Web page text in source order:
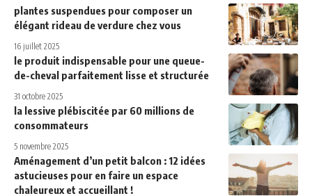
plantes suspendues pour composer un
élégant rideau de verdure chez vous
16 juillet 2025
le produit indispensable pour une queue-
de-cheval parfaitement lisse et structurée
31 octobre 2025
la lessive plébiscitée par 60 millions de
consommateurs
5 novembre 2025
Aménagement d’un petit balcon : 12 idées
astucieuses pour en faire un espace
chaleureux et accueillant !